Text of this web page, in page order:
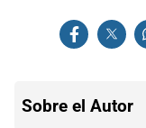
Sobre el Autor